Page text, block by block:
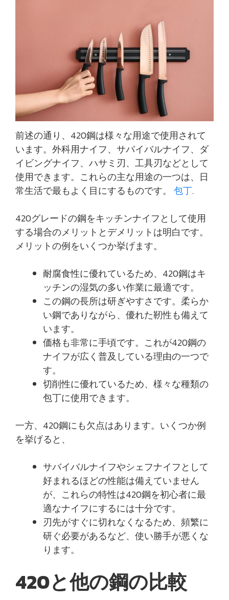
前述の通り、420鋼は様々な用途で使用されて
います。外科用ナイフ、サバイバルナイフ、ダ
イビングナイフ、ハサミ刃、工具刃などとして
使用できます。これらの主な用途の一つは、日
常生活で最もよく目にするものです。 包丁.
420グレードの鋼をキッチンナイフとして使用
する場合のメリットとデメリットは明白です。
メリットの例をいくつか挙げます。
耐腐食性に優れているため、420鋼はキ
ッチンの湿気の多い作業に最適です。
この鋼の長所は研ぎやすさです。柔らか
い鋼でありながら、優れた靭性も備えて
います。
価格も非常に手頃です。これが420鋼の
ナイフが広く普及している理由の一つで
す。
切削性に優れているため、様々な種類の
包丁に使用できます。
一方、420鋼にも欠点はあります。いくつか例
を挙げると、
サバイバルナイフやシェフナイフとして
好まれるほどの性能は備えていません
が、これらの特性は420鋼を初心者に最
適なナイフにするには十分です。
刃先がすぐに切れなくなるため、頻繁に
研ぐ必要があるなど、使い勝手が悪くな
ります。
420と他の鋼の比較